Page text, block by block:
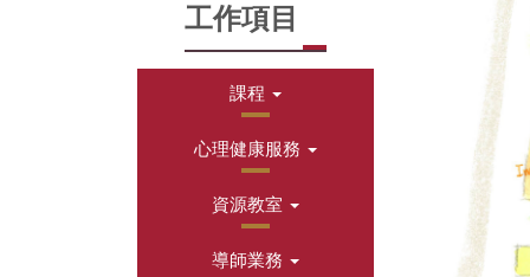
工作項目
課程
心理健康服務
資源教室
導師業務